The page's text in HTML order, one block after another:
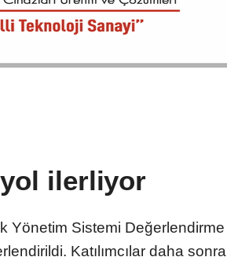
yol ilerliyor
Yönetim Sistemi Değerlendirme
Katılımcılar daha sonra